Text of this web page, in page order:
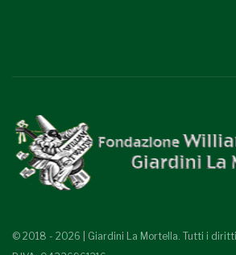
© 2018 - 2026 | Giardini La Mortella. Tutti i